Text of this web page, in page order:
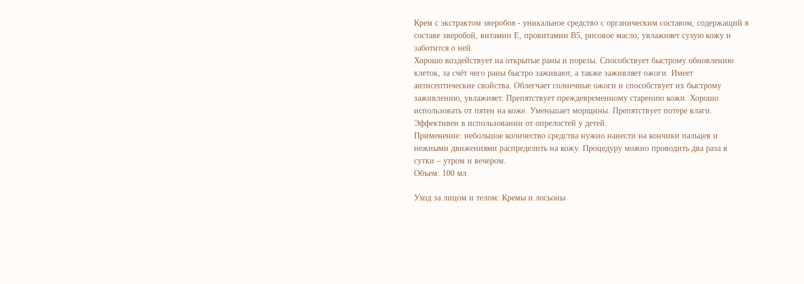
Крем с экстрактом зверобоя - уникальное средство с органическим составом, содержащий в
составе зверобой, витамин Е, провитамин В5, рисовое масло, увлажняет сухую кожу и
заботится о ней.
Хорошо воздействует на открытые раны и порезы. Способствует быстрому обновлению
клеток, за счёт чего раны быстро заживают, а также заживляет ожоги. Имеет
антисептические свойства. Облегчает солнечные ожоги и способствует их быстрому
заживлению, увлажняет. Препятствует преждевременному старению кожи. Хорошо
использовать от пятен на коже. Уменьшает морщины. Препятствует потере влаги.
Эффективен в использовании от опрелостей у детей.
Применение: небольшое количество средства нужно нанести на кончики пальцев и
нежными движениями распределить на кожу. Процедуру можно проводить два раза в
сутки – утром и вечером.
Объем: 100 мл
Уход за лицом и телом: Кремы и лосьоны